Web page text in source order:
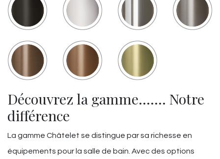
Découvrez la gamme……. Notre
différence
La gamme Châtelet se distingue par sa richesse en
équipements pour la salle de bain. Avec des options